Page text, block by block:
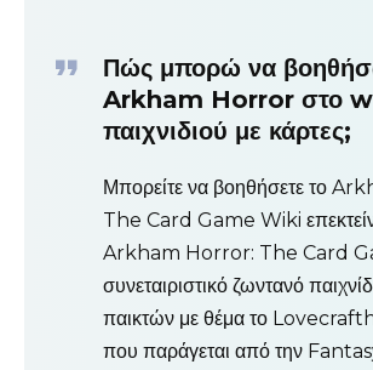
Πώς μπορώ να
Arkham Horror στο
παιχνιδιού με κάρτες;
Μπορείτε να βοηθήσετε το
The Card Game Wiki
Arkham Horror: The Card
συνεταιριστικό ζωντανό
παικτών με θέμα το
που παράγεται από την